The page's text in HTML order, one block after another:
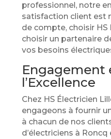
professionnel, notre
satisfaction client est
de compte, choisir HS
choisir un partenaire
vos besoins
Engagement
l’Excellence
Chez HS Électricien
engageons à fournir
à chacun de nos
d’électriciens à